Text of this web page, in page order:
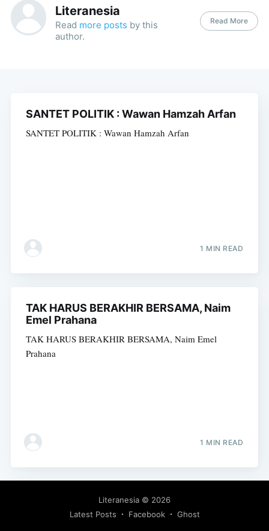
Literanesia
Read more posts by this
author.
Read More
SANTET POLITIK : Wawan Hamzah Arfan
SANTET POLITIK : Wawan Hamzah Arfan
1 MIN READ
TAK HARUS BERAKHIR BERSAMA, Naim
Emel Prahana
TAK HARUS BERAKHIR BERSAMA, Naim Emel
Prahana
1 MIN READ
Literanesia © 2026
Latest Posts
Facebook Ghost